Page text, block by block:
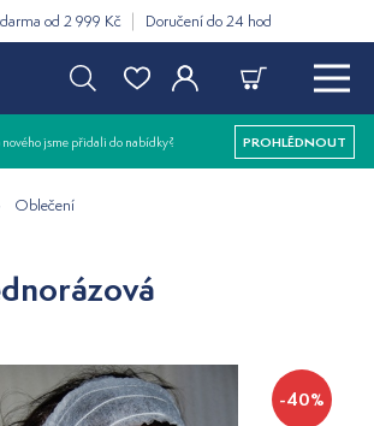
od 2 999 Kč Doručení do 24 hod
jsme přidali do nabídky? PROHLÉDNOUT
Oblečení
-40%